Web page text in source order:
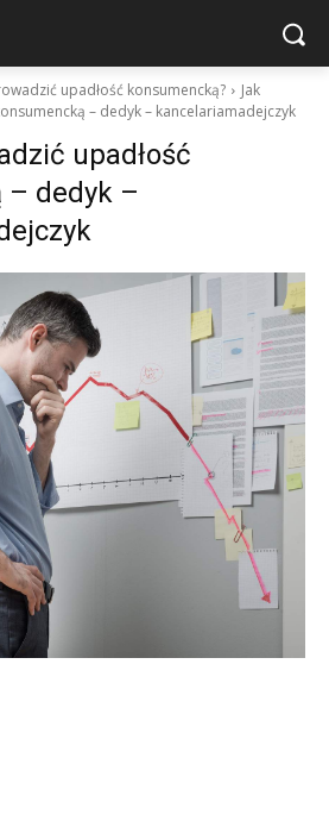
upadłość konsumencką?
Jak
– dedyk – kancelariamadejczyk
upadłość
– dedyk –